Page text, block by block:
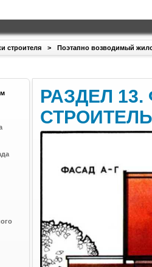
строителя > Поэтапно возводимый
РАЗДЕЛ